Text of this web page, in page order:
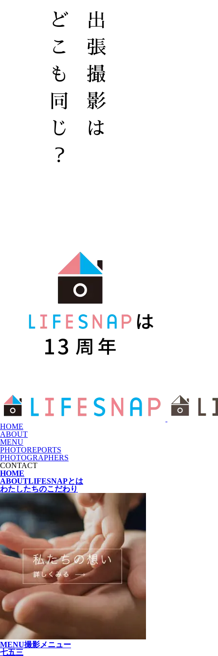
HOME
ABOUT
MENU
PHOTOREPORTS
PHOTOGRAPHERS
CONTACT
HOME
ABOUTLIFESNAPとは
わたしたちのこだわり
MENU撮影メニュー
七五三